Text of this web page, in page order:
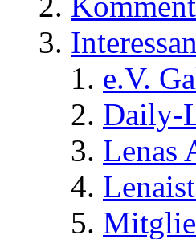
e.V.
Daily-
Lenas